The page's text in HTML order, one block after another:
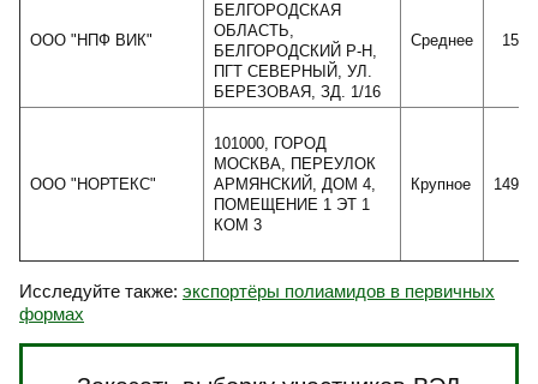
ООО "НПФ ВИК"
БЕЛГОРОДСКАЯ
ОБЛАСТЬ,
БЕЛГОРОДСКИЙ Р-Н,
ПГТ СЕВЕРНЫЙ, УЛ.
БЕРЕЗОВАЯ, ЗД. 1/16
Среднее
ООО "НОРТЕКС"
101000, ГОРОД
МОСКВА, ПЕРЕУЛОК
АРМЯНСКИЙ, ДОМ 4,
ПОМЕЩЕНИЕ 1 ЭТ 1
КОМ 3
Крупное
Исследуйте также: экспортёры полиамидов в первичных
формах